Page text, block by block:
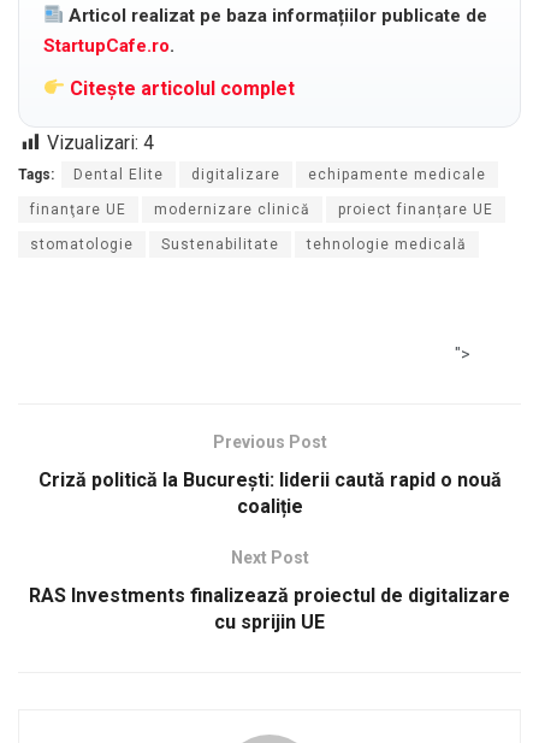
Articol realizat pe baza informațiilor publicate de
StartupCafe.ro.
Citește articolul complet
Vizualizari: 4
Tags: Dental Elite digitalizare echipamente medicale
finanţare UE modernizare clinică proiect finanțare UE
stomatologie Sustenabilitate tehnologie medicală
">
Previous Post
Criză politică la București: liderii caută rapid o nouă
coaliție
Next Post
RAS Investments finalizează proiectul de digitalizare
cu sprijin UE